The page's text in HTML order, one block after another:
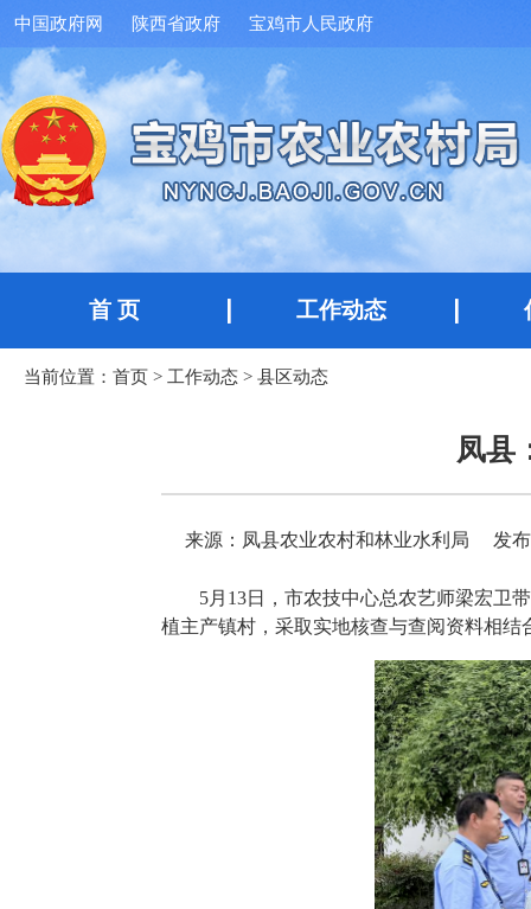
中国政府网 陕西省政府 宝鸡市人民政府
首 页 工作动态
当前位置： 首页 > 工作动态 > 县区动态
凤县
来源：凤县农业农村和林业水利局 发
5月13日，市农技中心总农艺师梁宏卫
植主产镇村，采取实地核查与查阅资料相